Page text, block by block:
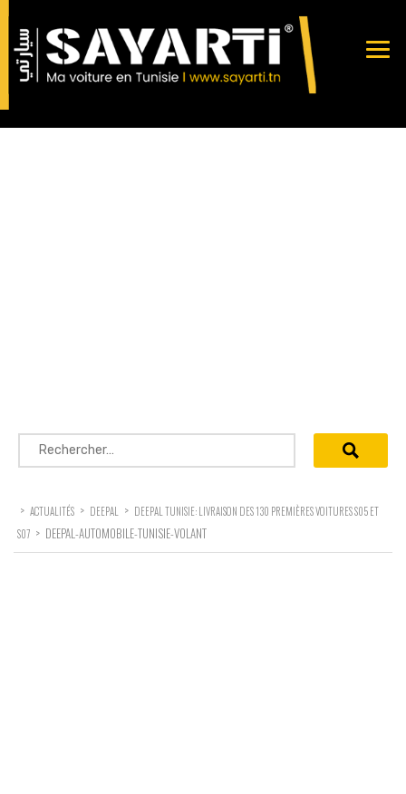
Rechercher :
> ACTUALITÉS > DEEPAL > DEEPAL TUNISIE: LIVRAISON DES 130 PREMIÈRES VOITURES S05 ET
S07 > DEEPAL-AUTOMOBILE-TUNISIE-VOLANT